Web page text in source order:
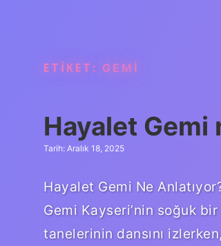
ETIKET: GEMI
Hayalet Gemi
Tarih: Aralık 18, 2025
Hayalet Gemi Ne
Gemi Kayseri’nin soğuk
tanelerinin dansını